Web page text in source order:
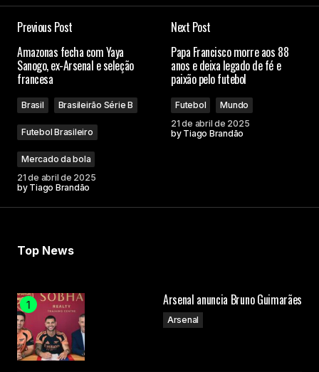
Previous Post
Amazonas fecha com Yaya
Sanogo, ex-Arsenal e seleção
francesa
Brasil Brasileirão Série B
Futebol Brasileiro
Mercado da bola
21 de abril de 2025
by Tiago Brandão
Next Post
Papa Francisco morre aos 88
anos e deixa legado de fé e
paixão pelo futebol
Futebol
Mundo
21 de abril de 2025
by Tiago Brandão
Top News
Arsenal anuncia Bruno Guimarães
Arsenal